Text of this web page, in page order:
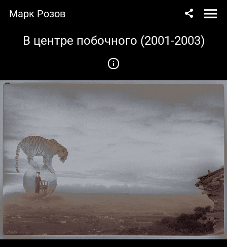
Марк Розов
В центре побочного (2001-2003)